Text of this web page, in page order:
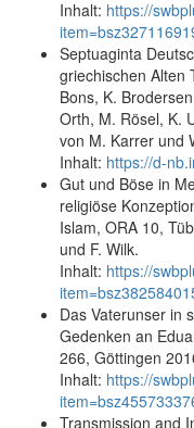
Inhalt: https://
Septuaginta
griechischen Alten
Bons, K.
Orth, M. Rösel, K.
von M. Karrer und
Inhalt: https://d-
Gut und Böse in
religiöse
Islam, ORA 10,
und F. Wilk.
Inhalt: https://
Das Vaterunser in
Gedenken an
266, Göttingen
Inhalt: https://
Transmission and